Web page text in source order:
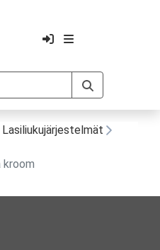
Lasiliukujärjestelmät
kroom